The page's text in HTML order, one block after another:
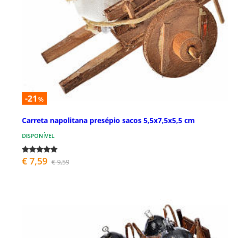
-21 %
Carreta napolitana presépio sacos 5,5x7,5x5,5 cm
DISPONÍVEL
€ 7,59 € 9,59